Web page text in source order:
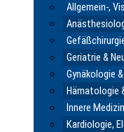
Allgemein-,
Geriatrie &
Gynäkologie
Hämatologie
Innere
Kardiologie,